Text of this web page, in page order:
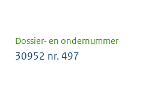
Dossier- en ondernummer
30952 nr. 497